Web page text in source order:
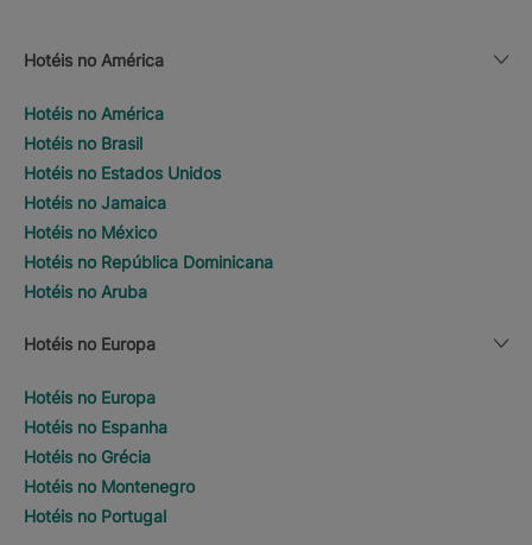
Hotéis no América
Hotéis no América
Hotéis no Brasil
Hotéis no Estados Unidos
Hotéis no Jamaica
Hotéis no México
Hotéis no República Dominicana
Hotéis no Aruba
Hotéis no Europa
Hotéis no Europa
Hotéis no Espanha
Hotéis no Grécia
Hotéis no Montenegro
Hotéis no Portugal